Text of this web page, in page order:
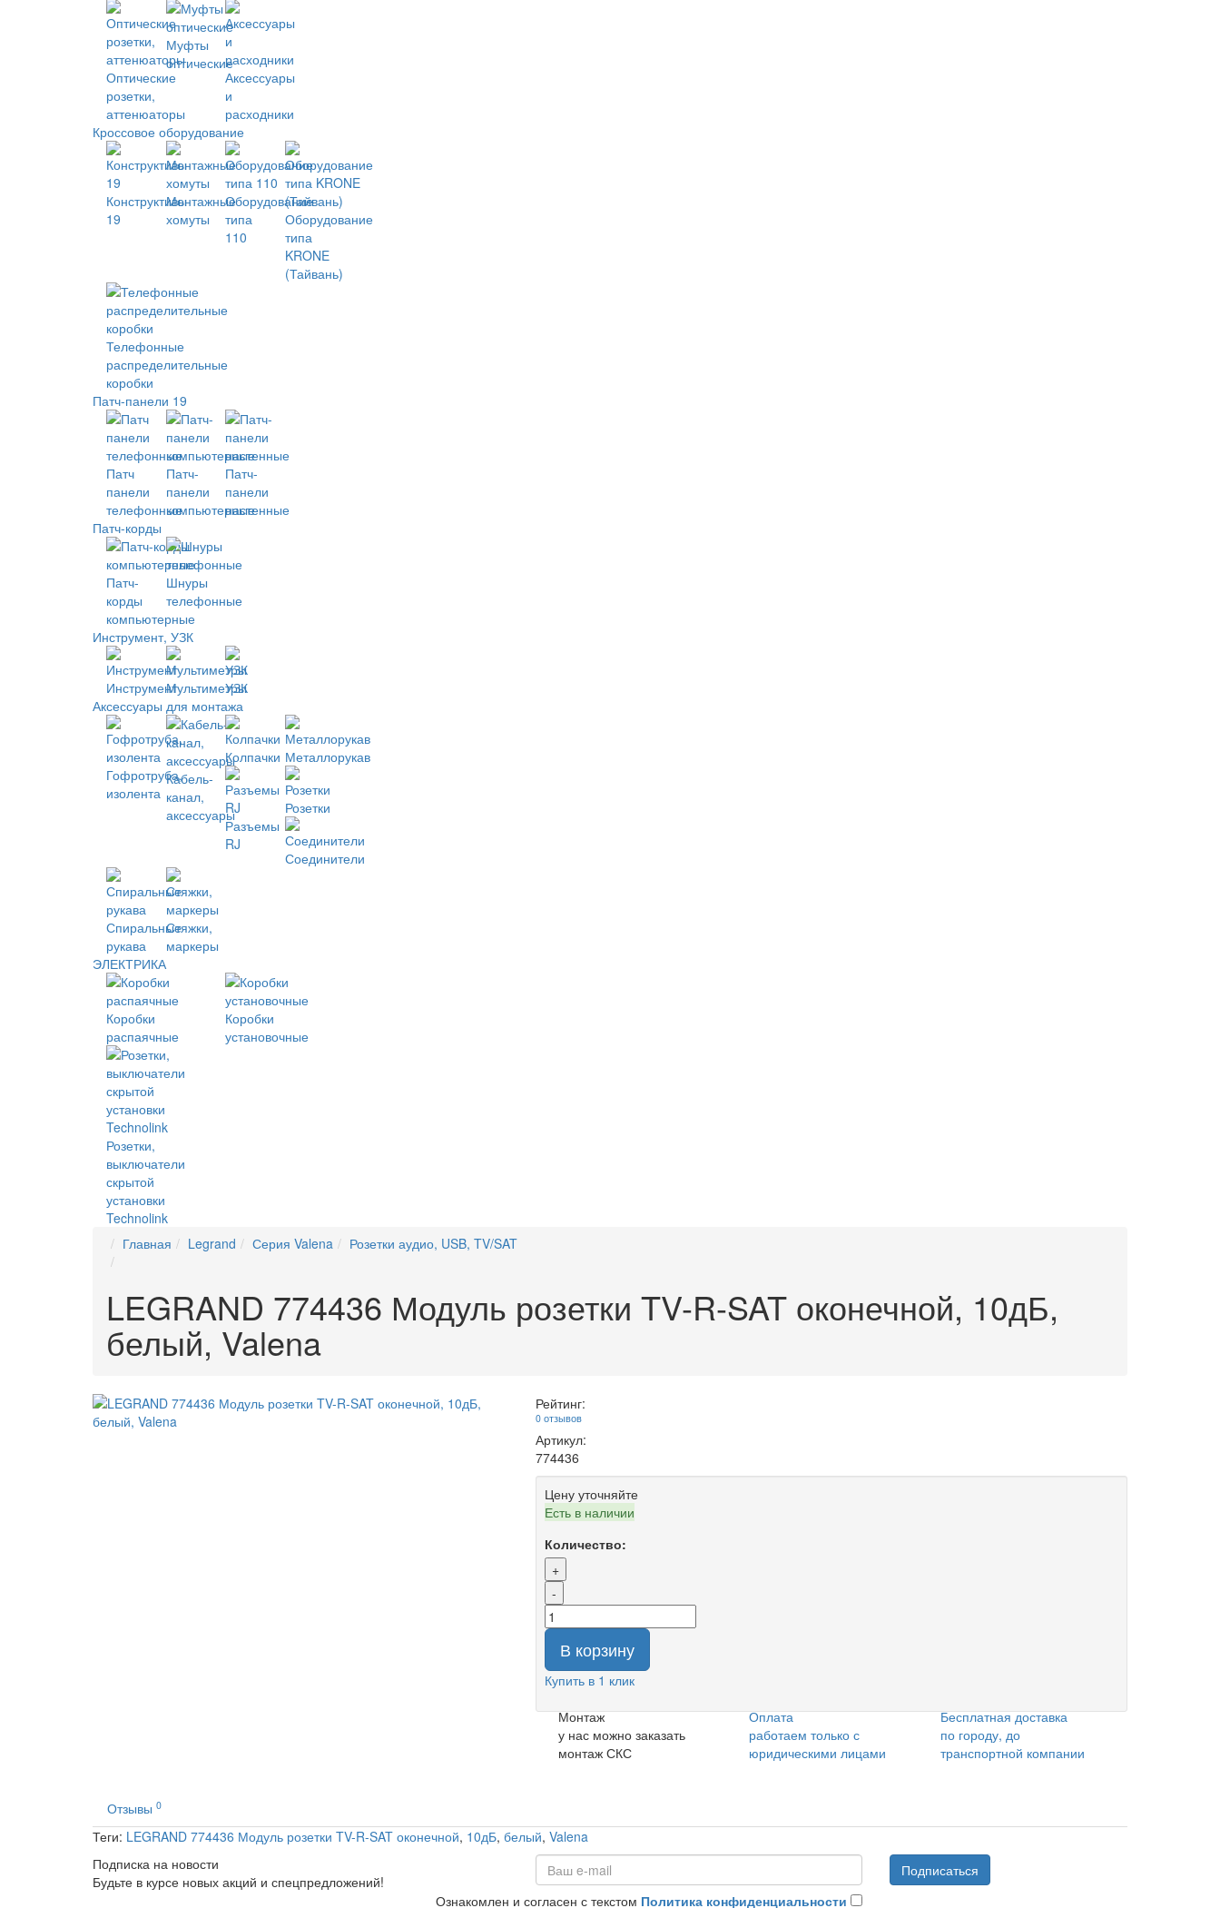
Оптические
розетки,
аттенюаторы
Муфты
оптические
Аксессуары
и
расходники
Кроссовое оборудование
Конструктивы
19
Монтажные
хомуты
Оборудование
типа
110
Оборудование
типа
KRONE
(Тайвань)
Телефонные
распределительные
коробки
Патч-панели 19
Патч
панели
телефонные
Патч-
панели
компьютерные
Патч-
панели
настенные
Патч-корды
Патч-
корды
компьютерные
Шнуры
телефонные
Инструмент, УЗК
ИнструментМультиметры
УЗК
Аксессуары для монтажа
Гофротруба,
изолента
Кабель-
канал,
аксессуары
Колпачки Металлорукав
Разъемы
RJ
Розетки
Соединители
Спиральные
рукава
Стяжки,
маркеры
ЭЛЕКТРИКА
Коробки
распаячные
Коробки
установочные
Розетки,
выключатели
скрытой
установки
Technolink
Главная Legrand Серия Valena Розетки аудио, USB, TV/SAT
LEGRAND 774436 Модуль розетки TV-R-SAT оконечной, 10дБ,
белый, Valena
Рейтинг:
0 отзывов
Артикул:
774436
Цену уточняйте
Есть в наличии
Количество:
+
-
В корзину
Купить в 1 клик
Монтаж
у нас можно заказать
монтаж СКС
Оплата
работаем только с
юридическими лицами
Бесплатная доставка
по городу, до
транспортной компании
Отзывы 0
Теги: LEGRAND 774436 Модуль розетки TV-R-SAT оконечной, 10дБ, белый, Valena
Подписка на новости
Будьте в курсе новых акций и спецпредложений!
Подписаться
Ознакомлен и согласен с текстом Политика конфиденциальности